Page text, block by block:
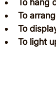
To hang
To
To
To light